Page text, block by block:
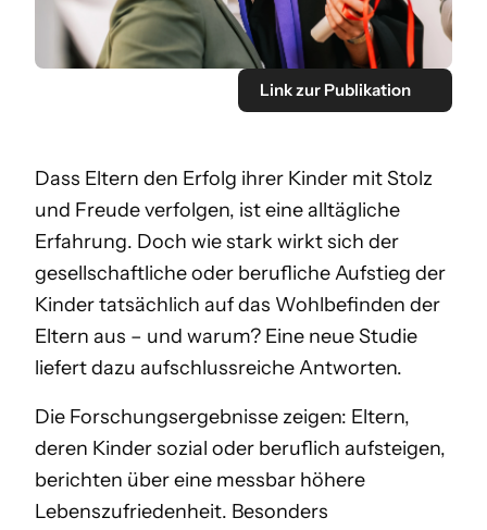
Link zur Publikation
Dass Eltern den Erfolg ihrer Kinder mit Stolz
und Freude verfolgen, ist eine alltägliche
Erfahrung. Doch wie stark wirkt sich der
gesellschaftliche oder berufliche Aufstieg der
Kinder tatsächlich auf das Wohlbefinden der
Eltern aus – und warum? Eine neue Studie
liefert dazu aufschlussreiche Antworten.
Die Forschungsergebnisse zeigen: Eltern,
deren Kinder sozial oder beruflich aufsteigen,
berichten über eine messbar höhere
Lebenszufriedenheit. Besonders